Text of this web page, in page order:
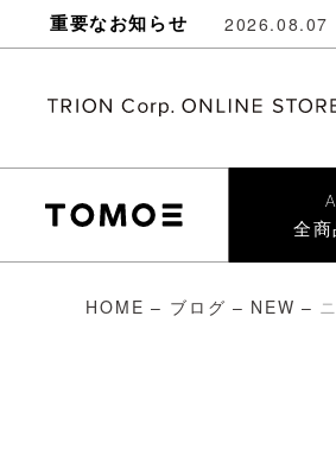
重要なお知らせ 2026.08.07
全
HOME – ブログ – NEW –